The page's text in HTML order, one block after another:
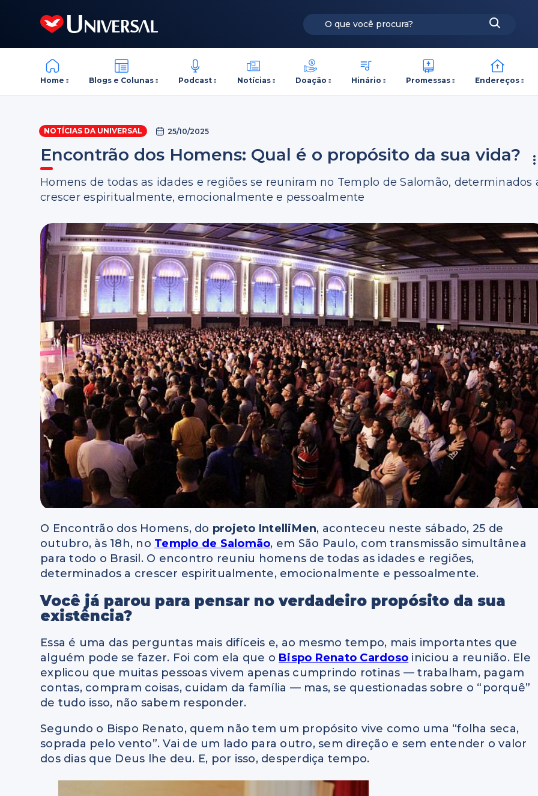
Home Blogs e Colunas Podcast Notícias Doação Hinário Promessas Endereços
NOTÍCIAS DA UNIVERSAL 25/10/2025
Encontrão dos Homens: Qual é o propósito da sua vida?
Homens de todas as idades e regiões se reuniram no Templo de Salomão, determinados
crescer espiritualmente, emocionalmente e pessoalmente
O Encontrão dos Homens, do projeto IntelliMen, aconteceu neste sábado, 25 de
outubro, às 18h, no Templo de Salomão, em São Paulo, com transmissão simultânea
para todo o Brasil. O encontro reuniu homens de todas as idades e regiões,
determinados a crescer espiritualmente, emocionalmente e pessoalmente.
Você já parou para pensar no verdadeiro propósito da sua
existência?
Essa é uma das perguntas mais difíceis e, ao mesmo tempo, mais importantes que
alguém pode se fazer. Foi com ela que o Bispo Renato Cardoso iniciou a reunião. Ele
explicou que muitas pessoas vivem apenas cumprindo rotinas — trabalham, pagam
contas, compram coisas, cuidam da família — mas, se questionadas sobre o “porquê”
de tudo isso, não sabem responder.
Segundo o Bispo Renato, quem não tem um propósito vive como uma “folha seca,
soprada pelo vento”. Vai de um lado para outro, sem direção e sem entender o valor
dos dias que Deus lhe deu. E, por isso, desperdiça tempo.